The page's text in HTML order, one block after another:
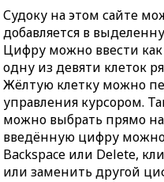
Судоку на этом сайте
добавляется в
Цифру можно ввести как
одну из девяти клеток
Жёлтую клетку можно
управления курсором.
можно выбрать прямо
введённую цифру
Backspace или Delete,
или заменить другой